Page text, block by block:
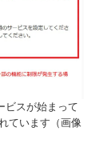
ビスが始まって
ています（画像